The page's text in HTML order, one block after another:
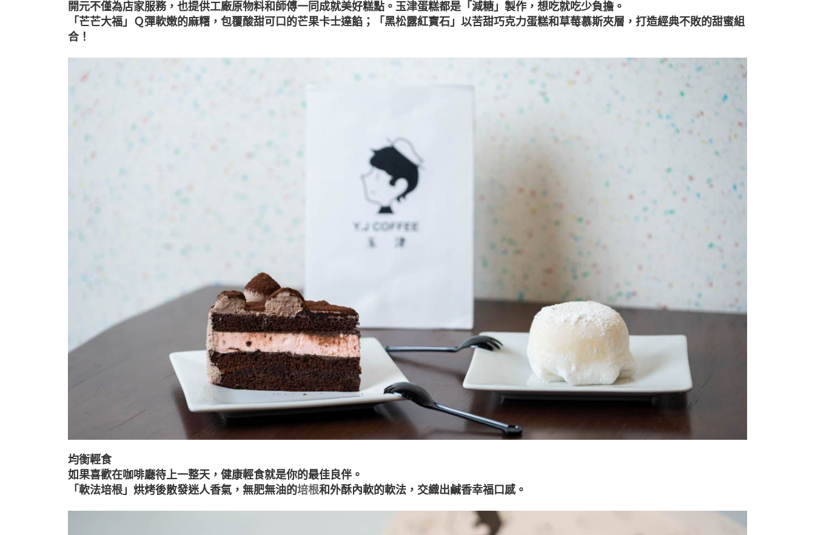
開元不僅為店家服務，也提供工廠原物料和師傅一同成就美好糕點。玉津蛋糕都是「減糖」製作，想吃就吃少負擔。
「芒芒大福」Ｑ彈軟嫩的麻糬，包覆酸甜可口的芒果卡士達餡；「黑松露紅寶石」以苦甜巧克力蛋糕和草莓慕斯夾層，打造經典不敗的甜蜜組
合！
均衡輕食
如果喜歡在咖啡廳待上一整天，健康輕食就是你的最佳良伴。
「軟法培根」烘烤後散發迷人香氣，無肥無油的培根和外酥內軟的軟法，交織出鹹香幸福口感。